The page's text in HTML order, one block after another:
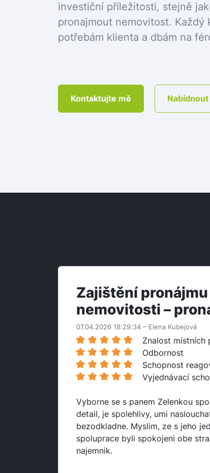
investiční příležitosti, stejně
pronajmout nemovitost. Každý
potřebám klienta a dbám na
Kontaktujte mě
Zajištění pronájmu
nemovitosti –
07.04.2026 18:29:34 – Elena Kubejová
Znalost místních
Odbornost
Schopnost
Vyjednávací
Vyborne se s panem Zelenkou
detail, je spolehlivy, umi
bezodkladne. Myslim, ze s jeho
spoluprace byli spokojeni obe
najemnik.